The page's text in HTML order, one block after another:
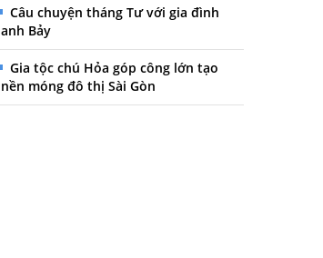
Câu chuyện tháng Tư với gia đình
anh Bảy
Gia tộc chú Hỏa góp công lớn tạo
nền móng đô thị Sài Gòn